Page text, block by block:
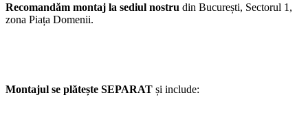
Recomandăm montaj la sediul nostru din București, Sectorul 1,
zona Piața Domenii.
Montajul se plătește SEPARAT și include: